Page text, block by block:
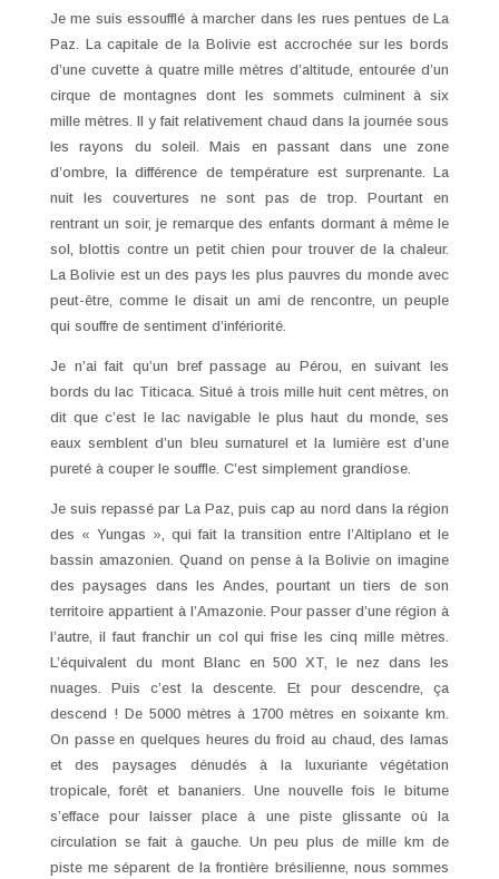
Je me suis essoufflé à marcher dans les rues pentues de La
Paz. La capitale de la Bolivie est accrochée sur les bords
d’une cuvette à quatre mille mètres d’altitude, entourée d’un
cirque de montagnes dont les sommets culminent à six
mille mètres. Il y fait relativement chaud dans la journée sous
les rayons du soleil. Mais en passant dans une zone
d’ombre, la différence de température est surprenante. La
nuit les couvertures ne sont pas de trop. Pourtant en
rentrant un soir, je remarque des enfants dormant à même le
sol, blottis contre un petit chien pour trouver de la chaleur.
La Bolivie est un des pays les plus pauvres du monde avec
peut-être, comme le disait un ami de rencontre, un peuple
qui souffre de sentiment d’infériorité.
Je n’ai fait qu’un bref passage au Pérou, en suivant les
bords du lac Titicaca. Situé à trois mille huit cent mètres, on
dit que c’est le lac navigable le plus haut du monde, ses
eaux semblent d’un bleu surnaturel et la lumière est d’une
pureté à couper le souffle. C’est simplement grandiose.
Je suis repassé par La Paz, puis cap au nord dans la région
des « Yungas », qui fait la transition entre l’Altiplano et le
bassin amazonien. Quand on pense à la Bolivie on imagine
des paysages dans les Andes, pourtant un tiers de son
territoire appartient à l’Amazonie. Pour passer d’une région à
l’autre, il faut franchir un col qui frise les cinq mille mètres.
L’équivalent du mont Blanc en 500 XT, le nez dans les
nuages. Puis c’est la descente. Et pour descendre, ça
descend ! De 5000 mètres à 1700 mètres en soixante km.
On passe en quelques heures du froid au chaud, des lamas
et des paysages dénudés à la luxuriante végétation
tropicale, forêt et bananiers. Une nouvelle fois le bitume
s’efface pour laisser place à une piste glissante où la
circulation se fait à gauche. Un peu plus de mille km de
piste me séparent de la frontière brésilienne, nous sommes